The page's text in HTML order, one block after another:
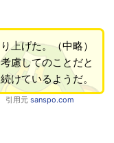
上げた。（中略）
慮してのことだと
けているようだ。
引用元 sanspo.com